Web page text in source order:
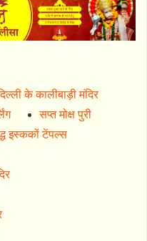
के कालीबाड़ी मंदिर
सप्त मोक्ष पुरी
इस्ककों टेंपल्स